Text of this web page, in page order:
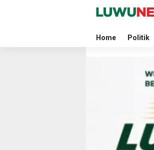
Home Politik